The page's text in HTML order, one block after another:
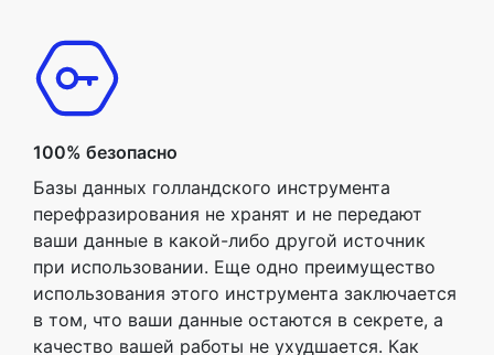
100% безопасно
Базы данных голландского инструмента
перефразирования не хранят и не передают
ваши данные в какой-либо другой источник
при использовании. Еще одно преимущество
использования этого инструмента заключается
в том, что ваши данные остаются в секрете, а
качество вашей работы не ухудшается. Как